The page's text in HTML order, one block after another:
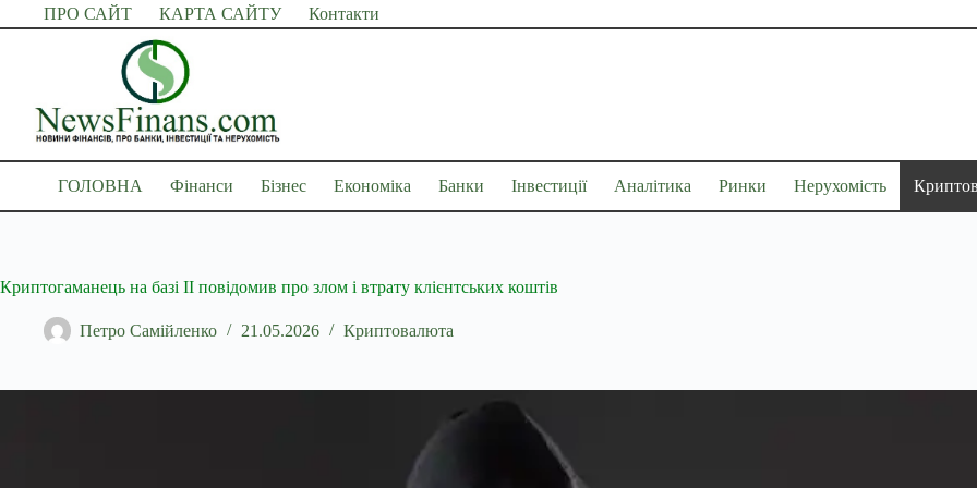
Перейти
до
ПРО САЙТ КАРТА САЙТУ Контакти
ГОЛОВНА Фінанси Бізнес Економіка Банки Інвестиції Аналітика Ринки Нерухомість
Криптогаманець на базі ІІ повідомив про злом і втрату клієнтських коштів
Петро Самійленко 21.05.2026 Криптовалюта